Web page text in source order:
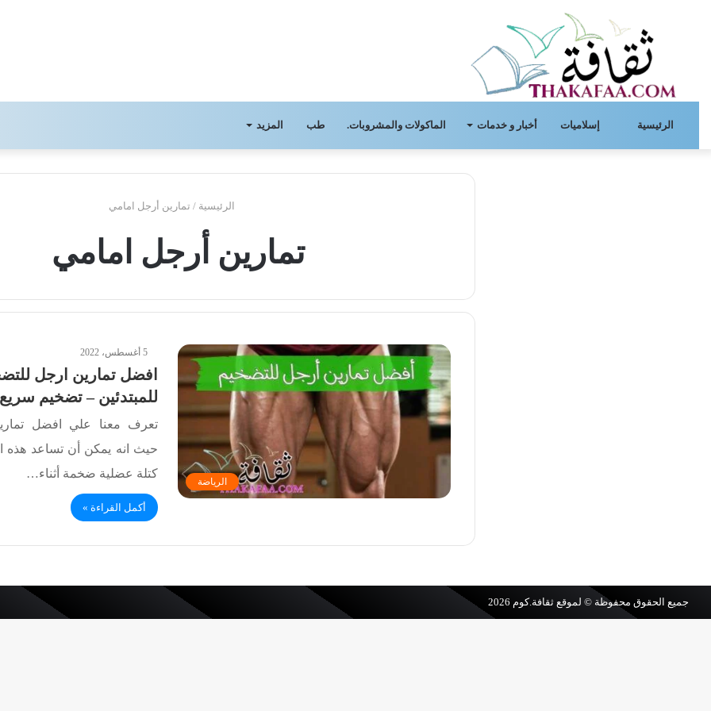
الرئيسية إسلاميات أخبار و خدمات الماكولات والمشروبات. طب المزيد
الرئيسية / تمارين أرجل امامي
تمارين أرجل امامي
الرياضة
5 أغسطس، 2022
افضل تمارين ارجل
للمبتدئين – تضخيم سريع
تعرف معنا علي افضل
حيث انه يمكن أن تساعد هذه
كتلة عضلية ضخمة أثناء…
أكمل القراءة »
جميع الحقوق محفوظة © لموقعثقافة.كوم